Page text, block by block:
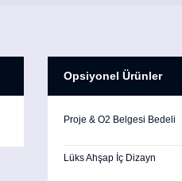
Opsiyonel Ürünler
Proje & O2 Belgesi Bedeli
Lüks Ahşap İç Dizayn